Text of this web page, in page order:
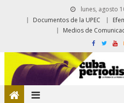
lunes, agosto
Documentos de la UPEC
Medios de